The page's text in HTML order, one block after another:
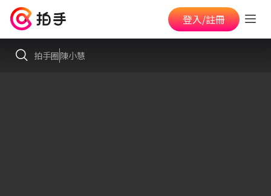
登入/註冊
拍手圈陳小慧